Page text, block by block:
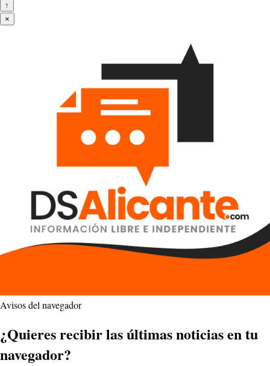
↑
×
Avisos del navegador
¿Quieres recibir las últimas noticias en tu
navegador?